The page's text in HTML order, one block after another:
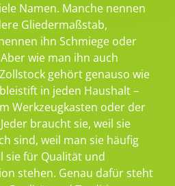
Namen. Manche nennen
Gliedermaßstab,
ihn Schmiege oder
wie man ihn auch
gehört genauso wie
in jeden Haushalt –
Werkzeugkasten oder der
braucht sie, weil sie
sind, weil man sie häufig
sie für Qualität und
stehen. Genau dafür steht